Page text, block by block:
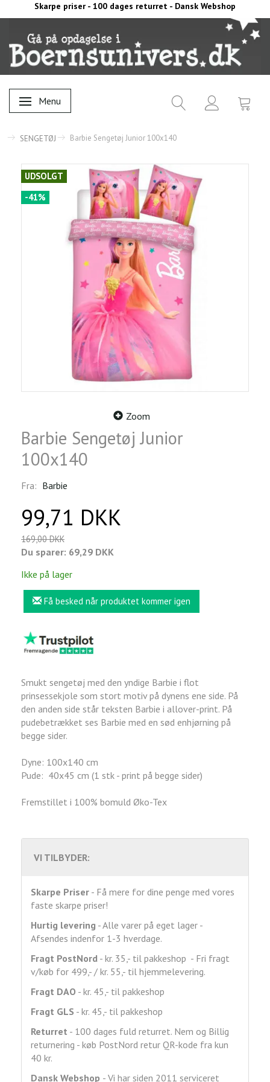
Skarpe priser - 100 dages returret - Dansk Webshop
Skifte navigation
Menu
SENGETØJ Barbie Sengetøj Junior 100x140
UDSOLGT
-41%
Zoom
Barbie Sengetøj Junior
100x140
Fra: Barbie
99,71 DKK
169,00 DKK
Du sparer: 69,29 DKK
Ikke på lager
Få besked når produktet kommer igen
Smukt sengetøj med den yndige Barbie i flot
prinsessekjole som stort motiv på dynens ene side. På
den anden side står teksten Barbie i allover-print. På
pudebetrækket ses Barbie med en sød enhjørning på
begge sider.
Dyne: 100x140 cm
Pude: 40x45 cm (1 stk - print på begge sider)
Fremstillet i 100% bomuld Øko-Tex
VI TILBYDER:
Skarpe Priser - Få mere for dine penge med vores
faste skarpe priser!
Hurtig levering - Alle varer på eget lager -
Afsendes indenfor 1-3 hverdage.
Fragt PostNord - kr. 35,- til pakkeshop - Fri fragt
v/køb for 499,- / kr. 55,- til hjemmelevering.
Fragt DAO - kr. 45,- til pakkeshop
Fragt GLS - kr. 45,- til pakkeshop
Returret - 100 dages fuld returret. Nem og Billig
returnering - køb PostNord retur QR-kode fra kun
40 kr.
Dansk Webshop - Vi har siden 2011 serviceret